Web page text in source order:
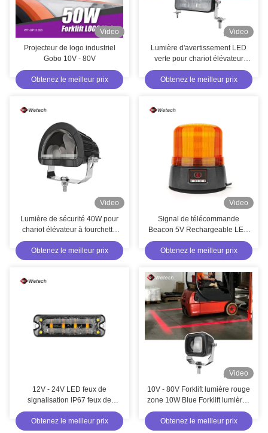
Video
Projecteur de logo industriel
Gobo 10V - 80V
Obtenez le meilleur prix
Video
Lumière d'avertissement LED
verte pour chariot élévateur
IP67
Obtenez le meilleur prix
Video
Lumière de sécurité 40W pour
chariot élévateur à fourchette
bleue IP67
Obtenez le meilleur prix
Video
Signal de télécommande
Beacon 5V Rechargeable LED
Beacon personnalisé
Obtenez le meilleur prix
12V - 24V LED feux de
signalisation IP67 feux de
signalisation pour véhicule
Obtenez le meilleur prix
Video
10V - 80V Forklift lumière rouge
zone 10W Blue Forklift lumières
avec le logement en aluminium
sous pression
Obtenez le meilleur prix